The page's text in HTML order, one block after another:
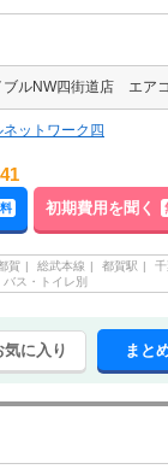
ットワーク四
初期費用を聞く
賀 総武本線 都賀駅
バス・トイレ別
気に入り まと